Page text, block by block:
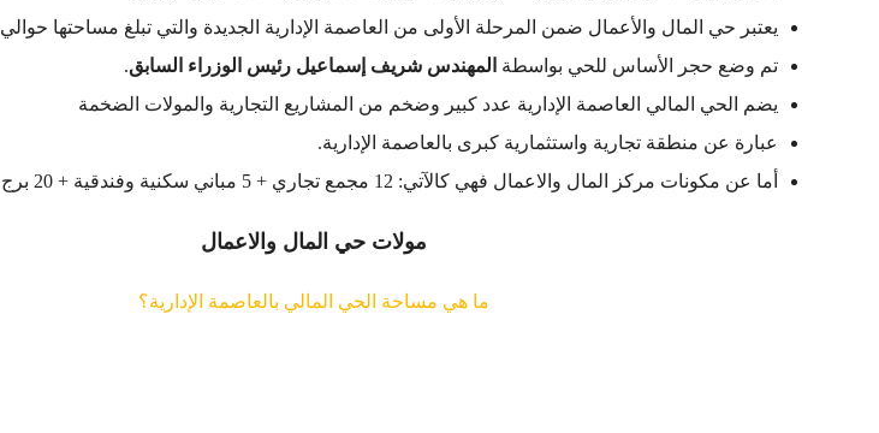
يعتبر حي المال والأعمال ضمن المرحلة الأولى من العاصمة الإدارية الجديدة والتي تبلغ مساحتها حوالي 40 ألف فدان،
تم وضع حجر الأساس للحي بواسطة المهندس شريف إسماعيل رئيس الوزراء السابق.
يضم الحي المالي العاصمة الإدارية عدد كبير وضخم من المشاريع التجارية والمولات الضخمة
عبارة عن منطقة تجارية واستثمارية كبرى بالعاصمة الإدارية.
أما عن مكونات مركز المال والاعمال فهي كالآتي: 12 مجمع تجاري + 5 مباني سكنية وفندقية + 20 برج.
مولات حي المال والاعمال
ما هي مساحة الحي المالي بالعاصمة الإدارية؟